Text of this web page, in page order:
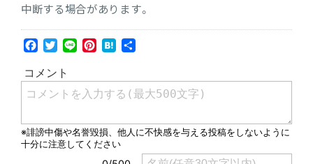
中断する場合があります。
Facebook
Twitter
LinePinterest
Hatena
共